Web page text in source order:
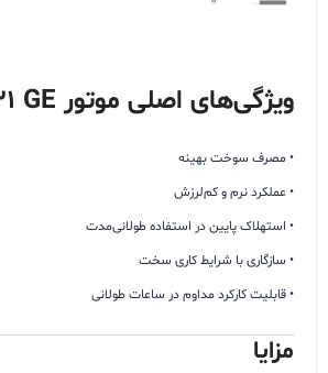
ویژگی‌های اصلی موتور TAD 531 GE
• مصرف سوخت بهینه
• عملکرد نرم و کم‌لرزش
• استهلاک پایین در استفاده طولانی‌مدت
• سازگاری با شرایط کاری سخت
• قابلیت کارکرد مداوم در ساعات طولانی
مزایا